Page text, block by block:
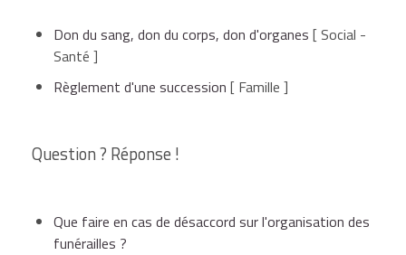
Don du sang, don du corps, don d'organes [ Social -
Santé ]
Règlement d'une succession [ Famille ]
Question ? Réponse !
Que faire en cas de désaccord sur l'organisation des
funérailles ?